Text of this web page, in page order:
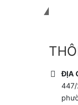
ĐỊA
447/